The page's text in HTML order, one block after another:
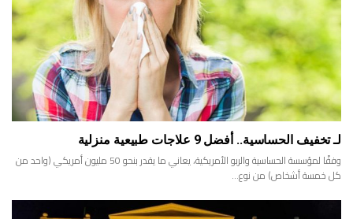
لـ تخفيف الحساسية.. أفضل 9 علاجات طبيعية منزلية
وفقًا لمؤسسة الحساسية والربو الأمريكية، يعاني ما يقدر بنحو 50 مليون أمريكي (واحد من
كل خمسة أشخاص) من نوع…